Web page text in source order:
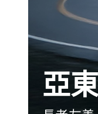
亞